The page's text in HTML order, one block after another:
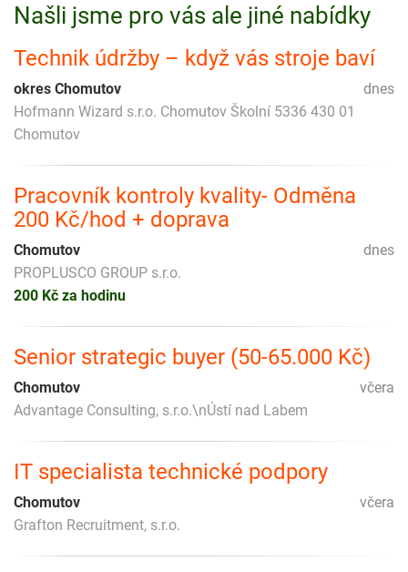
Našli jsme pro vás ale jiné nabídky
Technik údržby – když vás stroje baví
dnes
okres Chomutov
Hofmann Wizard s.r.o. Chomutov Školní 5336 430 01
Chomutov
Pracovník kontroly kvality- Odměna
200 Kč/hod + doprava
dnes
Chomutov
PROPLUSCO GROUP s.r.o.
200 Kč za hodinu
Senior strategic buyer (50-65.000 Kč)
včera
Chomutov
Advantage Consulting, s.r.o.\nÚstí nad Labem
IT specialista technické podpory
včera
Chomutov
Grafton Recruitment, s.r.o.